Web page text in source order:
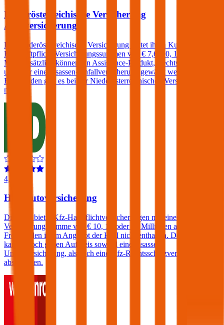
Niederösterreichische Versicherung
Autoversicherung
Die Niederösterreichische Versicherung bietet ihren Kunden in der
Kfz-Haftpflicht Versicherungssummen von € 7,6, 10, 15 und 20
Mio. Zusätzlich können ein Assistance-Produkt, Rechtsschutz
und/oder eine Insassen-Unfallversicherung gewählt werden. Einen
Freischaden gibt es bei der Niederösterreichischen Versicherung
nicht.
4,3
HDI Autoversicherung
Die HDI bietet Kfz-Haftpflichtversicherungen mit einer
Versicherungssumme von € 10, 15 oder 20 Millionen an. Ein
Freischaden ist im Angebot der HDI nicht enthalten. Der Kunde
kann jedoch gegen Aufpreis sowohl eine Insassen-
Unfallversicherung, als auch eine Kfz-Rechtsschutzversicherung
abschließen.